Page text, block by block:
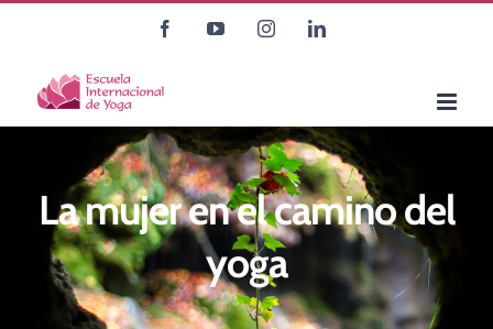
contenido
FacebookYouTubeInstagramLinkedIn
La mujer en el camino del
yoga